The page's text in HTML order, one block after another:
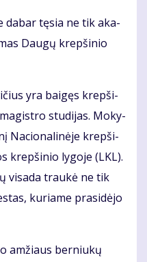
da­bar tę­sia ne tik aka­
Dau­gų krep­ši­nio
yra bai­gęs krep­ši­
stu­di­jas. Mo­ky­
Na­cio­na­li­nė­je krep­ši­
krep­ši­nio ly­go­je (LKL).
vi­sa­da trau­kė ne tik
ku­ria­me pra­si­dė­jo
am­žiaus ber­niu­kų